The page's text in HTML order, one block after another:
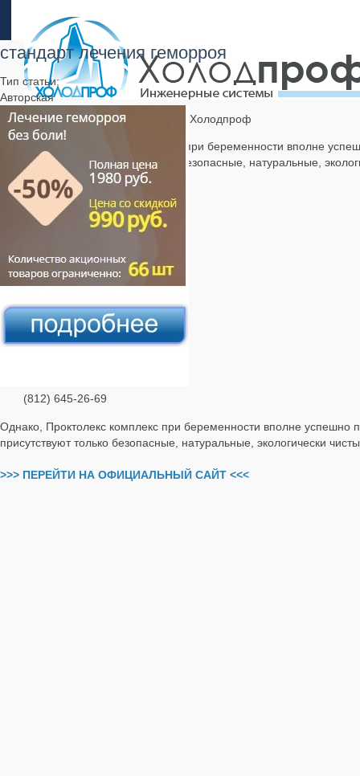
стандарт лечения геморроя — Холодпроф
Однако, Проктолекс комплекс при беременности вполне
составе присутствуют только безопасные, натуральные,
Шушары, Первомайская ул. 22
(812) 645-26-69
стандарт лечения геморроя
Тип статьи:
Авторская
Однако, Проктолекс комплекс при беременности вполне
присутствуют только безопасные, натуральные, экологически
>>> ПЕРЕЙТИ НА ОФИЦИАЛЬНЫЙ САЙТ <<<